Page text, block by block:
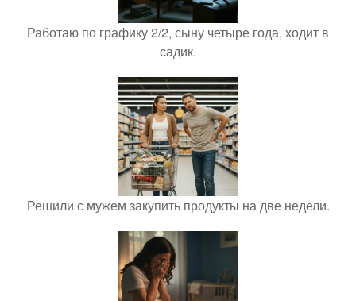
Работаю по графику 2/2, сыну четыре года, ходит в
садик.
Решили с мужем закупить продукты на две недели.